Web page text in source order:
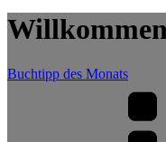
Buchtipp des Monats